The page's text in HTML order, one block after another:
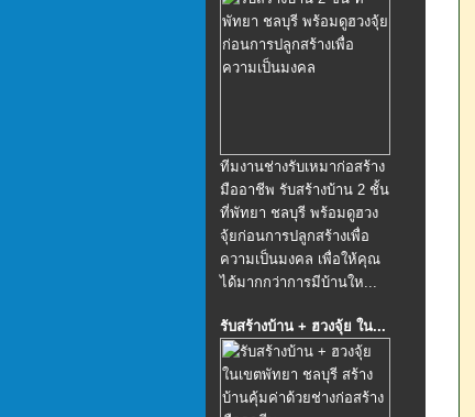
ทีมงานช่างรับเหมาก่อสร้าง
มืออาชีพ รับสร้างบ้าน 2 ชั้น
ที่พัทยา ชลบุรี พร้อมดูฮวง
จุ้ยก่อนการปลูกสร้างเพื่อ
ความเป็นมงคล เพื่อให้คุณ
ได้มากกว่าการมีบ้านให...
รับสร้างบ้าน + ฮวงจุ้ย ใน...